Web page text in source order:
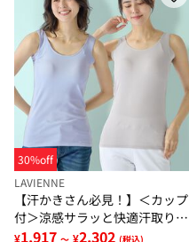
30%off
LAVIENNE
【汗かきさん必見！】＜カップ
付＞涼感サラッと快適汗取りタ
ンクトップインナー＜さらりラ
¥1,917 ～ ¥2,302 (税込)